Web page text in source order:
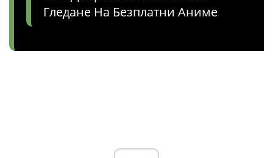
Гледане На Безплатни Аниме